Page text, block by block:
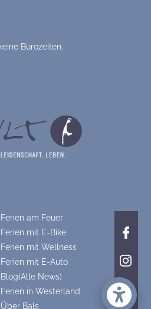
Bürozeiten.
Ferien am Feuer
Ferien mit E-Bike
Ferien mit Wellness
Ferien mit E-Auto
Blog(Alle News)
Ferien in Westerland
Über Bals